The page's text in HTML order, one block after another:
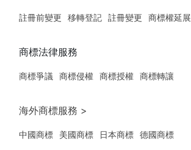
註冊前變更 移轉登記 註冊變更 商標權延展
商標法律服務
商標爭議 商標侵權 商標授權 商標轉讓
海外商標服務 >
中國商標 美國商標 日本商標 德國商標